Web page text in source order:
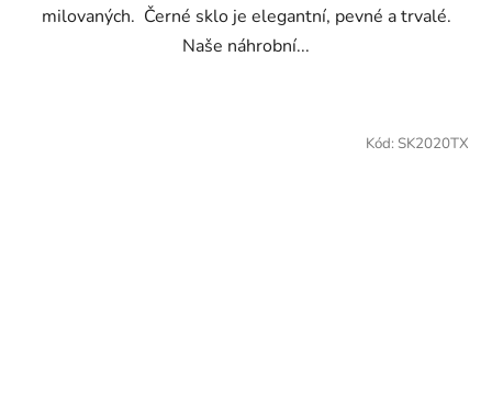
milovaných. Černé sklo je elegantní, pevné a trvalé.
Naše náhrobní...
Kód: SK2020TX